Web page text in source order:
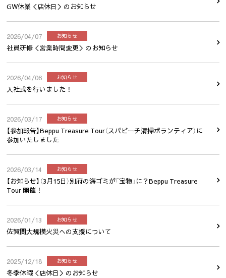
GW休業＜店休日＞のお知らせ
2026/04/07 お知らせ
社員研修＜営業時間変更＞のお知らせ
2026/04/06 お知らせ
入社式を行いました！
2026/03/17 お知らせ
【参加報告】Beppu Treasure Tour（スパビーチ清掃ボランティア）に
参加いたしました
2026/03/14 お知らせ
【お知らせ】（3月15日）別府の海ゴミが「宝物」に？Beppu Treasure
Tour 開催！
2026/01/13 お知らせ
佐賀関大規模火災への支援について
2025/12/18 お知らせ
冬季休暇＜店休日＞のお知らせ